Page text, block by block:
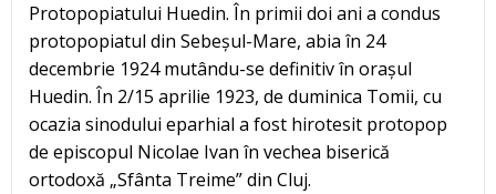
Protopopiatului Huedin. În primii doi ani a condus
protopopiatul din Sebeșul-Mare, abia în 24
decembrie 1924 mutându-se definitiv în orașul
Huedin. În 2/15 aprilie 1923, de duminica Tomii, cu
ocazia sinodului eparhial a fost hirotesit protopop
de episcopul Nicolae Ivan în vechea biserică
ortodoxă „Sfânta Treime” din Cluj.